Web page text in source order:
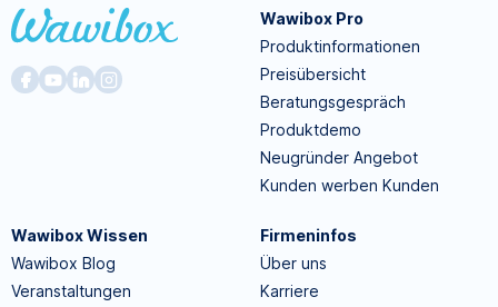
Wawibox Pro
Produktinformationen
Preisübersicht
Beratungsgespräch
Produktdemo
Neugründer Angebot
Kunden werben Kunden
Wawibox Wissen
Wawibox Blog
Veranstaltungen
Firmeninfos
Über uns
Karriere